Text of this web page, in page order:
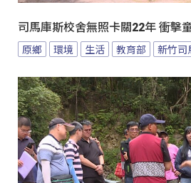
司馬庫斯校舍無照卡關22年 衝擊
原鄉 環境 生活 教育部 新竹司